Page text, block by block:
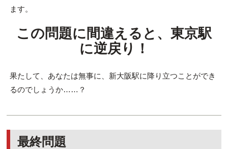
ます。
この問題に間違えると、東京駅
に逆戻り！
果たして、あなたは無事に、新大阪駅に降り立つことができ
るのでしょうか……？
最終問題